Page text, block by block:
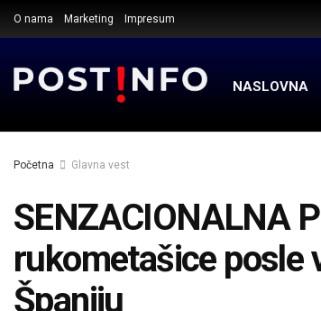
O nama Marketing Impresum
NASLOVNA
Početna Glavna vest
SENZACIONALNA
rukometašice posle
Španiju